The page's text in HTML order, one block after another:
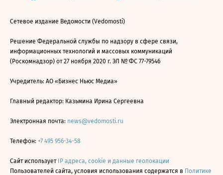
Сетевое издание Ведомости (Vedomosti)
Решение Федеральной службы по надзору в сфере связи,
информационных технологий и массовых коммуникаций
(Роскомнадзор) от 27 ноября 2020 г. ЭЛ № ФС 77-79546
Учредитель: АО «Бизнес Ньюс Медиа»
Главный редактор: Казьмина Ирина Сергеевна
Электронная почта: news@vedomosti.ru
Телефон: +7 495 956-34-58
Сайт использует IP адреса, cookie и данные геолокации
Пользователей сайта, условия использования содержатся в Политике